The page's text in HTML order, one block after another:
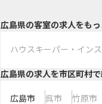
広島県の客室の求人をも
ハウスキーパー・イン
広島県の求人を市区町村
広島市 呉市 竹原市